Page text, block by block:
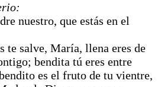
nuestro, que estás en el
te salve, María, llena eres de
bendita tú eres entre
es el fruto de tu vientre,